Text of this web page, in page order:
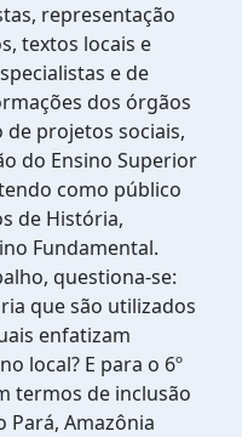
representação
textos locais e
e de
dos órgãos
de projetos sociais,
do Ensino Superior
como público
de História,
Fundamental.
questiona-se:
que são utilizados
enfatizam
local? E para o 6º
termos de inclusão
Amazônia